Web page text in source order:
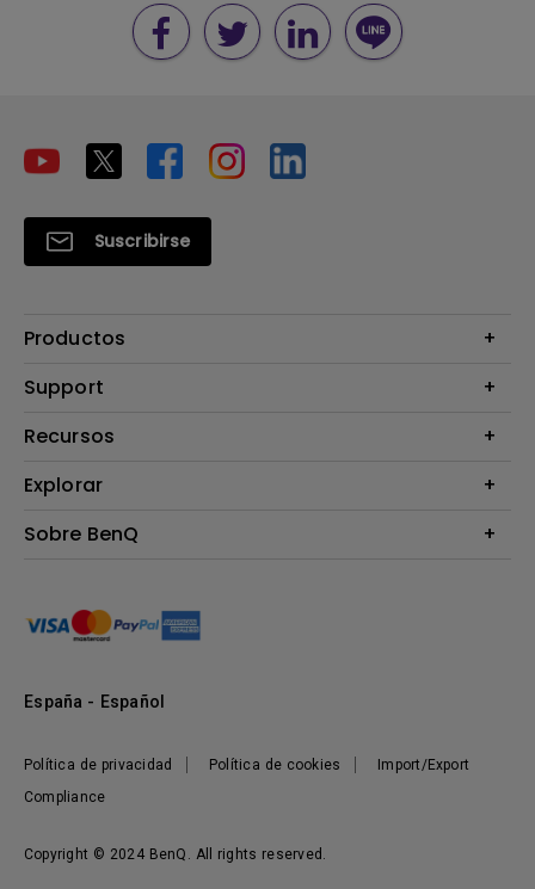
Suscribirse
Productos
Proyectores
Iluminación
Altavoz
Support
Contáctanos
Preguntas frecuentes sobre la tienda en línea de BenQ
Información de Devolución BenQ Shop
Recursos
Centros de información
Explorar
Embajadores de marca BenQ
Sobre BenQ
Responsabilidad social corporativa
Noticias
Copyright © 2024 BenQ. All rights reserved.
Política de privacidad Política de cookies
Import/Export
Compliance
España - Español